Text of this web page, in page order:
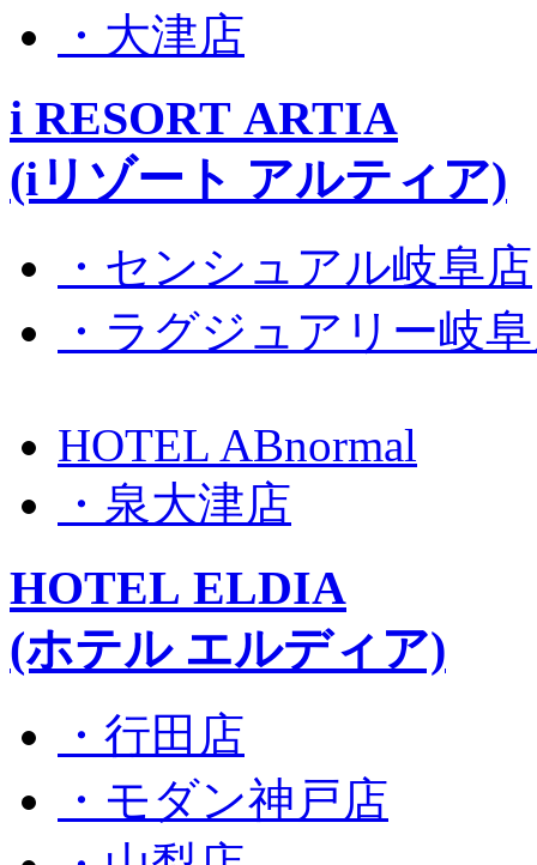
・大津店
i RESORT ARTIA
(iリゾート アルティア)
・センシュアル岐阜店
・ラグジュアリー岐
HOTEL ABnormal
・泉大津店
HOTEL ELDIA
(ホテル エルディア)
・行田店
・モダン神戸店